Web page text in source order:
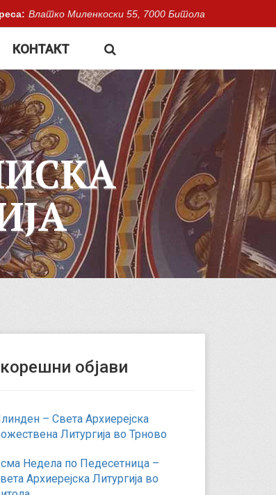
Влатко Миленкоски 55, 7000 Битола
КОНТАКТ
објави
– Света Архиерејска
Литургија во Трново
Недела по Педесетница –
Архиерејска Литургија во